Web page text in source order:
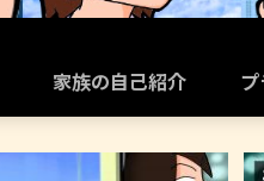
家族の自己紹介